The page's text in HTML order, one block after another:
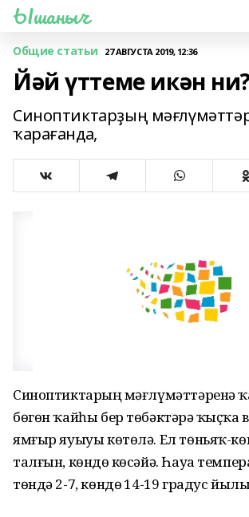
Ышаныч
Общие статьи 27 АВГУСТА 2019, 12:36
Йәй үттеме икән
Синоптиктарҙың
ҡарағанда,
Синоптиктарҙың мәғлүмәттәренә
бөгөн ҡайһы бер төбәктәрҙә
ямғыр яуыуы көтөлә. Ел төньяҡ-
талғын, көндөҙ көсәйә. Һауа
төндә 2-7, көндөҙ 14-19 градус